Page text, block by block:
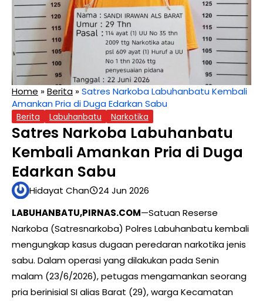
Home »Berita »Satres Narkoba Labuhanbatu Kembali
Amankan Pria di Duga Edarkan Sabu
Berita Labuhanbatu Narkotika
Satres Narkoba Labuhanbatu
Kembali Amankan Pria di Duga
Edarkan Sabu
Hidayat Chan
24 Jun 2026
LABUHANBATU,PIRNAS.COM—Satuan Reserse
Narkoba (Satresnarkoba) Polres Labuhanbatu kembali
mengungkap kasus dugaan peredaran narkotika jenis
sabu. Dalam operasi yang dilakukan pada Senin
malam (23/6/2026), petugas mengamankan seorang
pria berinisial SI alias Barat (29), warga Kecamatan